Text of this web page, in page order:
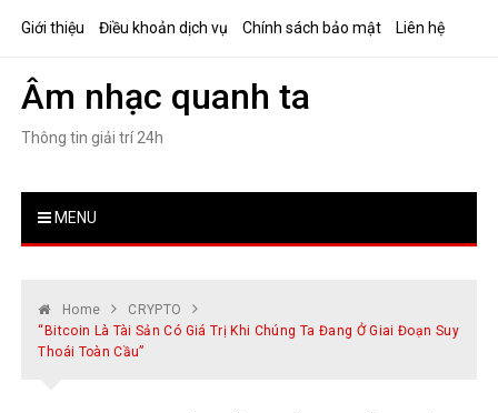
Giới thiệu Điều khoản dịch vụ Chính sách bảo mật Liên hệ
Âm nhạc quanh ta
Thông tin giải trí 24h
MENU
Home
CRYPTO
“Bitcoin Là Tài Sản Có Giá Trị Khi Chúng Ta Đang Ở Giai Đoạn Suy
Thoái Toàn Cầu”